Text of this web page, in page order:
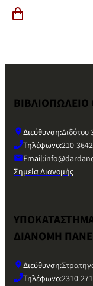
ΒΙΒΛΙΟΠΩΛΕΙΟ
Διεύθυνση:Διδότου
Τηλέφωνο:210-
Email:
Σημεία Διανομής
ΔΙΑΝΟΜΗ
Διεύθυνση:
Τηλέφωνο:2310-